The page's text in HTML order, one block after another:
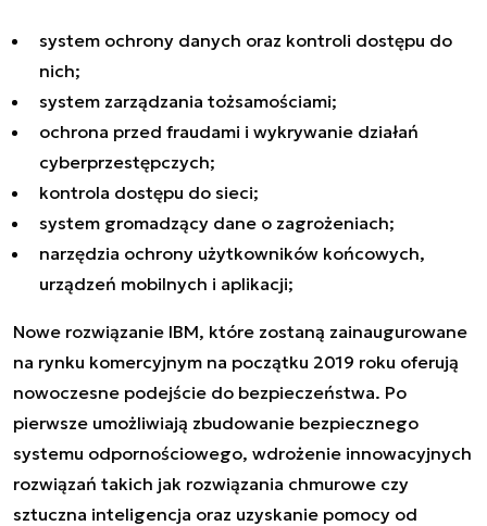
system ochrony danych oraz kontroli dostępu do
nich;
system zarządzania tożsamościami;
ochrona przed fraudami i wykrywanie działań
cyberprzestępczych;
kontrola dostępu do sieci;
system gromadzący dane o zagrożeniach;
narzędzia ochrony użytkowników końcowych,
urządzeń mobilnych i aplikacji;
Nowe rozwiązanie IBM, które zostaną zainaugurowane
na rynku komercyjnym na początku 2019 roku oferują
nowoczesne podejście do bezpieczeństwa. Po
pierwsze umożliwiają zbudowanie bezpiecznego
systemu odpornościowego, wdrożenie innowacyjnych
rozwiązań takich jak rozwiązania chmurowe czy
sztuczna inteligencja oraz uzyskanie pomocy od